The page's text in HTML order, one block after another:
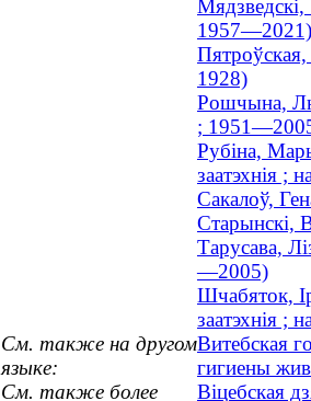
Мядзведскі,
1957—2021)
Пятроўская,
1928)
Рошчына,
;
Рубіна,
заатэхнія ;
Сакалоў,
Старынскі,
Тарусава,
—2005)
Шчабяток,
заатэхнія ;
См. также на другом
языке:
Витебская
гигиены
См. также более
Віцебская